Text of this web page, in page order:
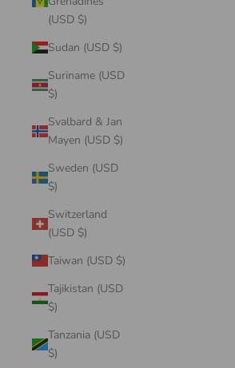
(USD $)
Sudan (USD $)
Suriname (USD
$)
Svalbard & Jan
Mayen (USD $)
Sweden (USD
$)
Switzerland
(USD $)
Taiwan (USD $)
Tajikistan (USD
$)
Tanzania (USD
$)